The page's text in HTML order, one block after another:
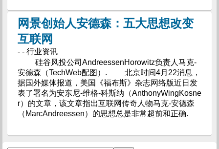
网景创始人安德森：五大思想改变
互联网
- - 行业资讯
硅谷风投公司AndreessenHorowitz负责人马克-
安德森（TechWeb配图）. 北京时间4月22消息，
据国外媒体报道，美国《福布斯》杂志网络版近日发
表了署名为安东尼-维格-科斯纳（AnthonyWingKosne
r）的文章，该文章指出互联网传奇人物马克-安德森
（MarcAndreessen）的思想总是非常超前和正确.